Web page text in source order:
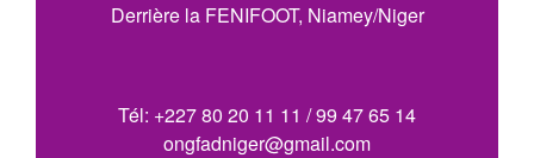
Derrière la FENIFOOT, Niamey/Niger
Tél: +227 80 20 11 11 / 99 47 65 14
ongfadniger@gmail.com